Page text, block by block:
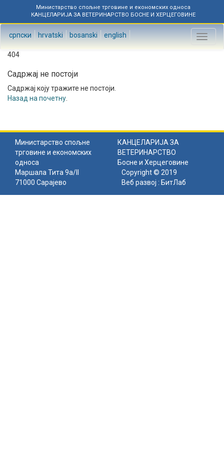
Министарство спољне трговине и економских односа
КАНЦЕЛАРИЈА ЗА ВЕТЕРИНАРСТВО БОСНЕ И ХЕРЦЕГОВИНЕ
српски hrvatski bosanski english
Toggle
404
Садржај не постоји
Садржај коју тражите не постоји.
Назад на почетну
Министарство спољне
трговине и економских
односа
КАНЦЕЛАРИЈА ЗА
ВЕТЕРИНАРСТВО
Босне и Херцеговине
Маршала Тита 9а/II
71000 Сарајево
Copyright © 2019
Веб развој : БитЛаб